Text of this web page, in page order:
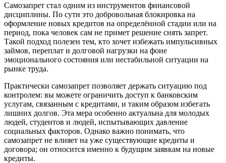
Самозапрет стал одним из инструментов финансовой
дисциплины. По сути это добровольная блокировка на
оформление новых кредитов на определённой стадии или на
период, пока человек сам не примет решение снять запрет.
Такой подход полезен тем, кто хочет избежать импульсивных
займов, переплат и долговой нагрузки на фоне
эмоционального состояния или нестабильной ситуации на
рынке труда.
Практически самозапрет позволяет держать ситуацию под
контролем: вы можете ограничить доступ к банковским
услугам, связанным с кредитами, и таким образом избегать
лишних долгов. Эта мера особенно актуальна для молодых
людей, студентов и людей, испытывающих давление
социальных факторов. Однако важно понимать, что
самозапрет не влияет на уже существующие кредиты и
договора; он относится именно к будущим заявкам на новые
кредиты.